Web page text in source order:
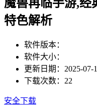
魔兽再临手游,经
特色解析
软件版本：
软件大小：
更新日期：2025-07-
下载次数：22
安全下载